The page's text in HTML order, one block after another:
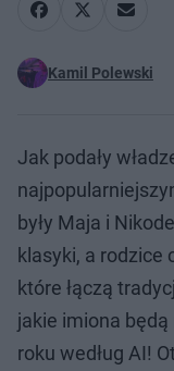
Kamil Polewski
Jak podały
były Maja i
klasyki, a rodzice
które łączą
jakie imiona
roku według AI!